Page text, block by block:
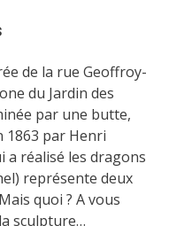
de la rue Geoffroy-
du Jardin des
par une butte,
1863 par Henri
a réalisé les dragons
représente deux
quoi ? A vous
sculpture…